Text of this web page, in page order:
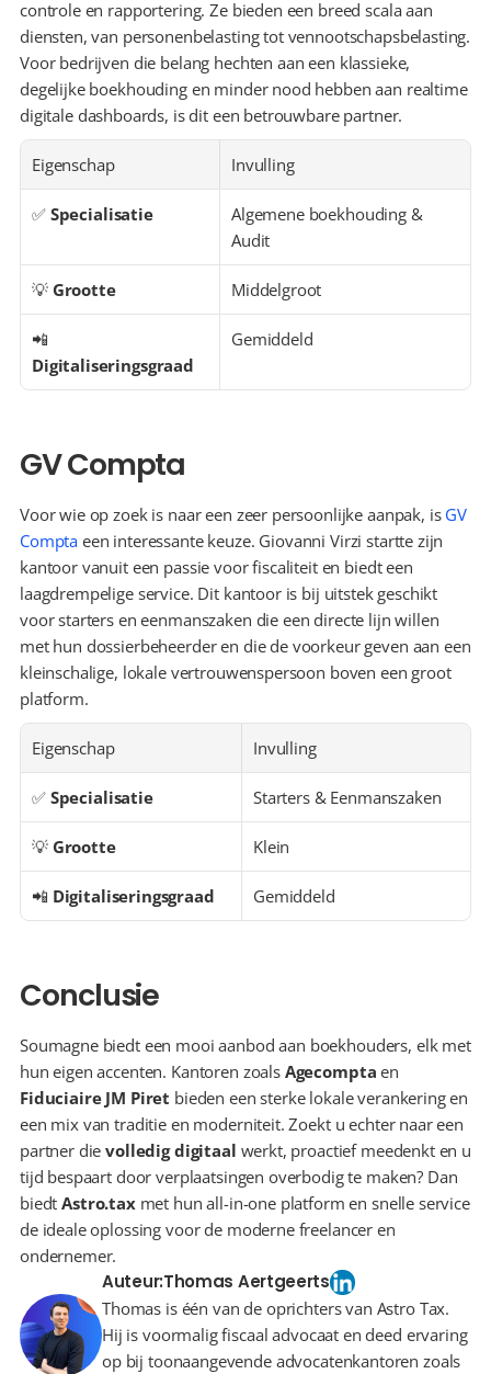
controle en rapportering. Ze bieden een breed scala aan
diensten, van personenbelasting tot vennootschapsbelasting.
Voor bedrijven die belang hechten aan een klassieke,
degelijke boekhouding en minder nood hebben aan realtime
digitale dashboards, is dit een betrouwbare partner.
Eigenschap Invulling
✅ Specialisatie
Algemene boekhouding &
Audit
💡 Grootte Middelgroot
Digitaliseringsgraad
Gemiddeld
GV Compta
Voor wie op zoek is naar een zeer persoonlijke aanpak, is GV
Compta een interessante keuze. Giovanni Virzi startte zijn
kantoor vanuit een passie voor fiscaliteit en biedt een
laagdrempelige service. Dit kantoor is bij uitstek geschikt
voor starters en eenmanszaken die een directe lijn willen
met hun dossierbeheerder en die de voorkeur geven aan een
kleinschalige, lokale vertrouwenspersoon boven een groot
platform.
Eigenschap Invulling
✅ Specialisatie Starters & Eenmanszaken
💡 Grootte Klein
📲 Digitaliseringsgraad Gemiddeld
Conclusie
Soumagne biedt een mooi aanbod aan boekhouders, elk met
hun eigen accenten. Kantoren zoals Agecompta
Fiduciaire JM Piret bieden een sterke lokale verankering en
een mix van traditie en moderniteit. Zoekt u echter naar een
partner die volledig digitaal werkt, proactief meedenkt en u
tijd bespaart door verplaatsingen overbodig te maken? Dan
biedt Astro.tax met hun all-in-one platform en snelle service
de ideale oplossing voor de moderne freelancer en
ondernemer.
Auteur:Thomas Aertgeerts
Thomas is één van de oprichters van Astro Tax.
Hij is voormalig fiscaal advocaat en deed ervaring
op bij toonaangevende advocatenkantoren zoals